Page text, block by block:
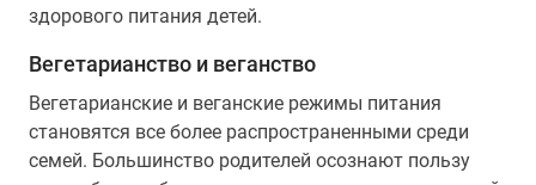
здорового питания детей.
Вегетарианство и веганство
Вегетарианские и веганские режимы питания
становятся все более распространенными среди
семей. Большинство родителей осознают пользу